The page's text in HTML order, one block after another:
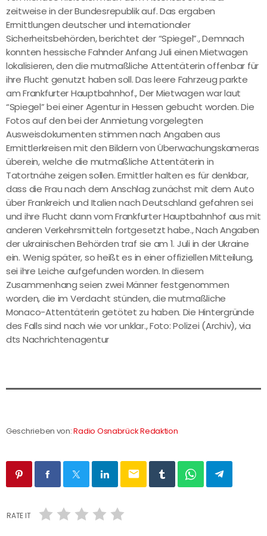
zeitweise in der Bundesrepublik auf. Das ergaben
Ermittlungen deutscher und internationaler
Sicherheitsbehörden, berichtet der “Spiegel”., Demnach
konnten hessische Fahnder Anfang Juli einen Mietwagen
lokalisieren, den die mutmaßliche Attentäterin offenbar für
ihre Flucht genutzt haben soll. Das leere Fahrzeug parkte
am Frankfurter Hauptbahnhof., Der Mietwagen war laut
“Spiegel” bei einer Agentur in Hessen gebucht worden. Die
Fotos auf den bei der Anmietung vorgelegten
Ausweisdokumenten stimmen nach Angaben aus
Ermittlerkreisen mit den Bildern von Überwachungskameras
überein, welche die mutmaßliche Attentäterin in
Tatortnähe zeigen sollen. Ermittler halten es für denkbar,
dass die Frau nach dem Anschlag zunächst mit dem Auto
über Frankreich und Italien nach Deutschland gefahren sei
und ihre Flucht dann vom Frankfurter Hauptbahnhof aus mit
anderen Verkehrsmitteln fortgesetzt habe., Nach Angaben
der ukrainischen Behörden traf sie am 1. Juli in der Ukraine
ein. Wenig später, so heißt es in einer offiziellen Mitteilung,
sei ihre Leiche aufgefunden worden. In diesem
Zusammenhang seien zwei Männer festgenommen
worden, die im Verdacht stünden, die mutmaßliche
Monaco-Attentäterin getötet zu haben. Die Hintergründe
des Falls sind nach wie vor unklar., Foto: Polizei (Archiv), via
dts Nachrichtenagentur
Geschrieben von:Radio Osnabrück Redaktion
email
RATE IT